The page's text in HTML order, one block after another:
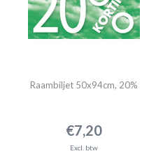
Raambiljet 50x94cm, 20%
€7,20
Excl. btw